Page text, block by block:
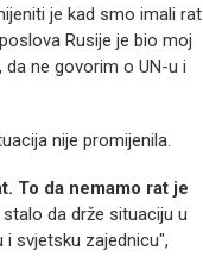
je kad smo imali rat
Rusije je bio moj
ne govorim o UN-u i
nije promijenila.
To da nemamo rat je
da drže situaciju u
i svjetsku zajednicu",